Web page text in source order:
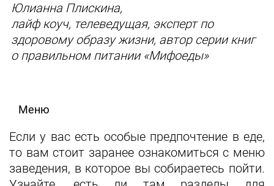
Юлианна Плискина,
лайф коуч, телеведущая, эксперт по
здоровому образу жизни, автор серии книг
о правильном питании «Мифоеды»
Меню
Если у вас есть особые предпочтение в еде,
то вам стоит заранее ознакомиться с меню
заведения, в которое вы собираетесь пойти.